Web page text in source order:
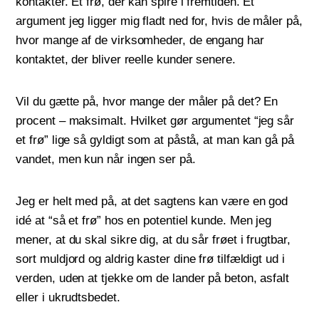
argument jeg ligger mig fladt ned for, hvis de måler på,
hvor mange af de virksomheder, de engang har
kontaktet, der bliver reelle kunder senere.
Vil du gætte på, hvor mange der måler på det? En
procent – maksimalt. Hvilket gør argumentet “jeg sår
et frø” lige så gyldigt som at påstå, at man kan gå på
vandet, men kun når ingen ser på.
Jeg er helt med på, at det sagtens kan være en god
idé at “så et frø” hos en potentiel kunde. Men jeg
mener, at du skal sikre dig, at du sår frøet i frugtbar,
sort muldjord og aldrig kaster dine frø tilfældigt ud i
verden, uden at tjekke om de lander på beton, asfalt
eller i ukrudtsbedet.